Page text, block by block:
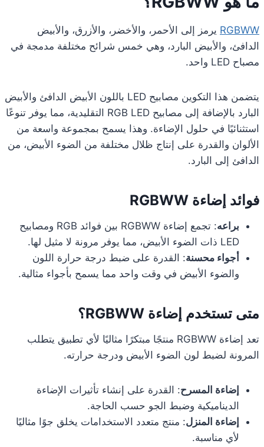
RGBWW يرمز إلى الأحمر، والأخضر، والأزرق، والأبيض
الدافئ، والأبيض البارد، وهي خمس شرائح مختلفة مدمجة في
مصباح LED واحد.
يتضمن هذا التكوين مصابيح LED باللون الأبيض الدافئ والأبيض
البارد بالإضافة إلى مصابيح RGB LED التقليدية، مما يوفر تنوعًا
استثنائيًا في حلول الإضاءة. وهذا يسمح بمجموعة واسعة من
الألوان والقدرة على إنتاج ظلال مختلفة من الضوء الأبيض، من
الدافئ إلى البارد.
فوائد إضاءة RGBWW
براعه
: تجمع إضاءة RGBWW بين فوائد RGB ومصابيح
LED ذات الضوء الأبيض، مما يوفر مرونة لا مثيل لها.
أجواء محسنة: القدرة على ضبط درجة حرارة اللون
والضوء الأبيض في وقت واحد مما يسمح بأجواء مثالية.
متى تستخدم إضاءة RGBWW؟
تعد إضاءة RGBWW منتجًا مبتكرًا مثاليًا لأي تطبيق يتطلب
المرونة لضبط لون الضوء الأبيض ودرجة حرارته.
إضاءة المسرح: القدرة على إنشاء تأثيرات الإضاءة
الديناميكية وضبط الجو حسب الحاجة.
إضاءة المنزل: منتج متعدد الاستخدامات يخلق جوًا مثاليًا
لأي مناسبة.